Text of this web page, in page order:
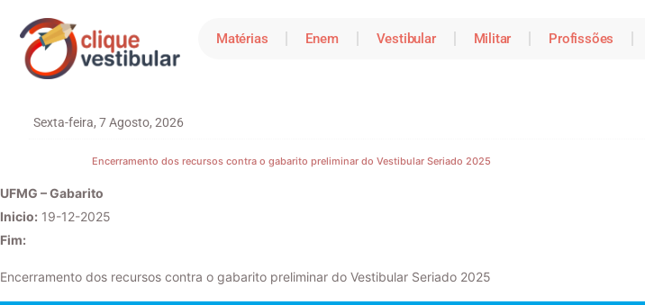
Matérias Enem Vestibular Militar Profissões
Sexta-feira, 7 Agosto, 2026
Encerramento dos recursos contra o gabarito preliminar do Vestibular Seriado 2025
UFMG – Gabarito
Inicio: 19-12-2025
Fim:
Encerramento dos recursos contra o gabarito preliminar do Vestibular Seriado 2025